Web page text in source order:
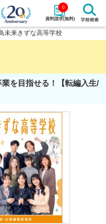
資料請求(無料)
0
特徴から探す
北海道・東北
北陸・甲信越
中国
九州・沖縄
未来きずな高等学校
を目指せる！【転編入生/